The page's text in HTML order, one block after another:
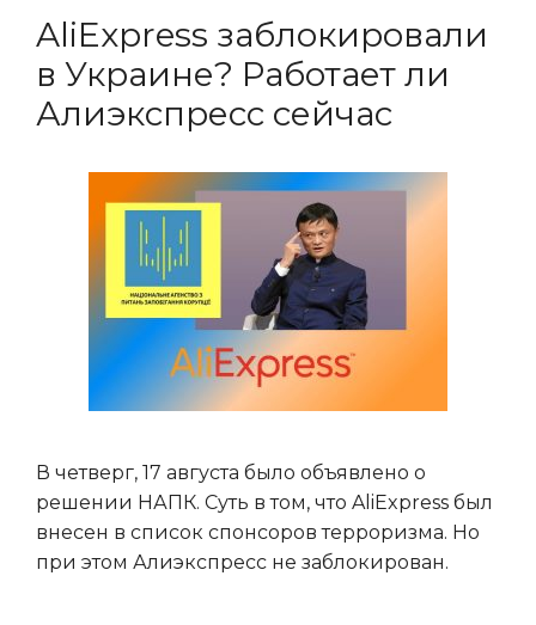
AliExpress заблокировали
в Украине? Работает ли
Алиэкспресс сейчас
В четверг, 17 августа было объявлено о
решении НАПК. Суть в том, что AliExpress был
внесен в список спонсоров терроризма. Но
при этом Алиэкспресс не заблокирован.